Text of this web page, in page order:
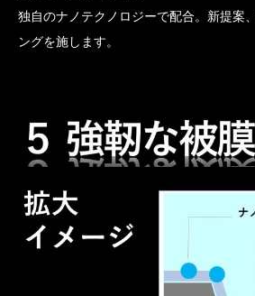
独自のナノテクノロジーで配合。新提案
ングを施します。